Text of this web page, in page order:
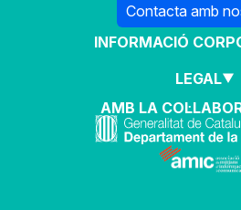
Contacta amb
INFORMACIÓ
LEGAL
AMB LA